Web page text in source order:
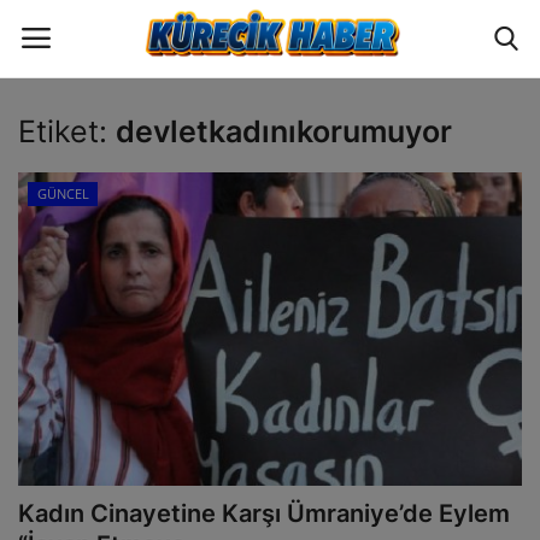
Oturum Üye Ol
ANA SAYFA
GÜNCEL
POLİTİKA
EKONOMİ
YAZARLAR
BİLİM VE TEKNOLOJİ
Etiket: devletkadınıkorumuyor
GÜNCEL
Kadın Cinayetine Karşı Ümraniye’de Eylem